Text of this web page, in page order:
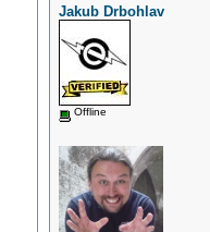
Jakub Drbohlav
Offline